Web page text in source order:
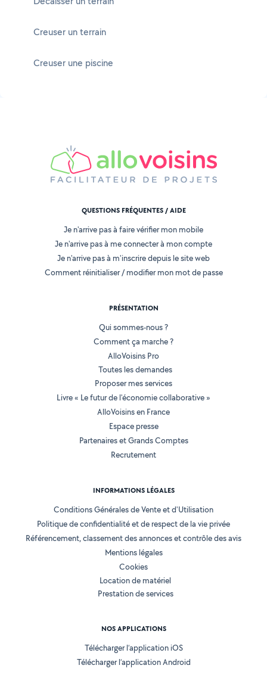
Creuser un terrain
Creuser une piscine
QUESTIONS FRÉQUENTES / AIDE
Je n'arrive pas à faire vérifier mon mobile
Je n'arrive pas à me connecter à mon compte
Je n'arrive pas à m'inscrire depuis le site web
Comment réinitialiser / modifier mon mot de passe
PRÉSENTATION
Qui sommes-nous ?
Comment ça marche ?
AlloVoisins Pro
Toutes les demandes
Proposer mes services
Livre « Le futur de l'économie collaborative »
AlloVoisins en France
Espace presse
Partenaires et Grands Comptes
Recrutement
INFORMATIONS LÉGALES
Conditions Générales de Vente et d'Utilisation
Politique de confidentialité et de respect de la vie privée
Référencement, classement des annonces et contrôle des avis
Mentions légales
Cookies
Location de matériel
Prestation de services
NOS APPLICATIONS
Télécharger l’application iOS
Télécharger l’application Android